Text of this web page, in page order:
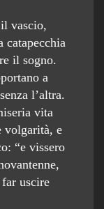
vascio,
catapecchia
il sogno.
a
l’altra.
vita
volgarità, e
“e vissero
uscire